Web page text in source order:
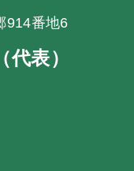
914番地6
表）